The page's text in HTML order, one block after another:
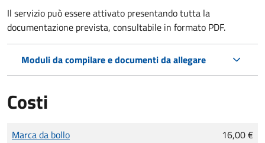
Il servizio può essere attivato presentando tutta la
documentazione prevista, consultabile in formato PDF.
Moduli da compilare e documenti da allegare
Costi
Tipo di pagamento
Importo
Marca da bollo
16,00 €